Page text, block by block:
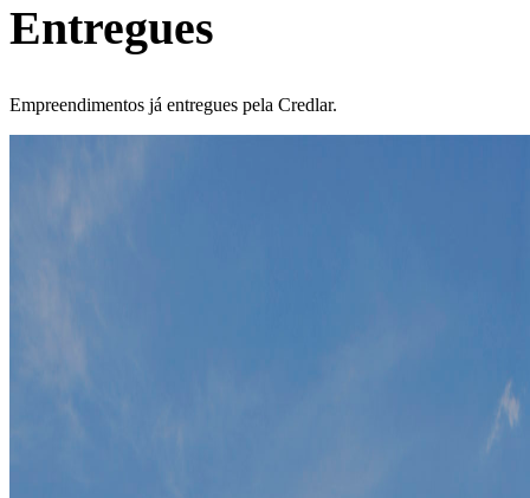
Entregues
Empreendimentos já entregues pela Credlar.